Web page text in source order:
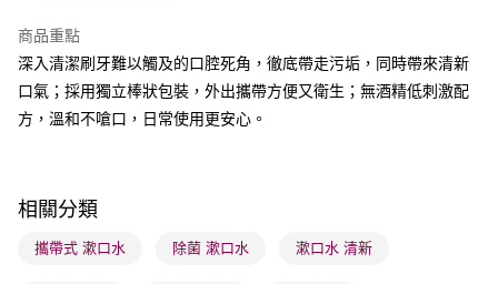
送貨方式
順豐自助櫃 - 確認發貨後1-3個工作天送達
每筆HK$65.00，滿HK$300.00或以上免運費
每筆HK$65.00，滿HK$300.00或以上免運費
確認發貨後1-3 工作天送達，訂單將隨機分配至SF順豐速運或京東
商品重點
深入清潔刷牙難以觸及的口腔死角，徹底帶走污垢，同時帶來清新
口氣；採用獨立棒狀包裝，外出攜帶方便又衛生；無酒精低刺激配
方，溫和不嗆口，日常使用更安心。
相關分類
攜帶式 漱口水 除菌 漱口水 漱口水 清新